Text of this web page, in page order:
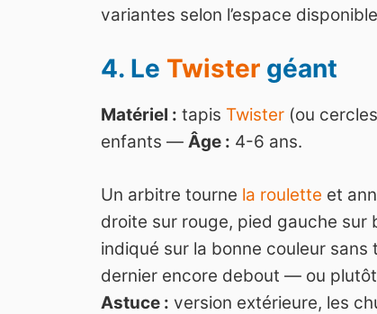
variantes selon l’espace
4. Le Twister géant
Matériel : tapis Twister (ou
enfants — Âge : 4-6 ans.
Un arbitre tourne la roulette et
droite sur rouge, pied gauche
indiqué sur la bonne couleur
dernier encore debout — ou
Astuce : version extérieure, les